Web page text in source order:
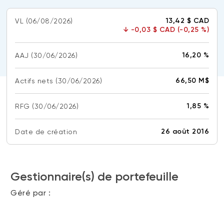
(FNB)
À propos des FNB BNI
FNB de rotation thématique BNI (NTHM)
FNB durables
SOLUTIONS DE PORTEFEUILLE
Portefeuilles FNB BNI
Portefeuilles Méritage
PLACEMENTS ALTERNATIFS
TYPES DE CONTENU
Balados
Vidéos
Livres blancs
DOCUMENTS RÉGLEMENTAIRES
Prospectus
Rapports annuels
Aperçus de fonds
Vote par procuration
Addendas
Relevés SPEP
CONNEXION REQUISE
VL (06/08/2026)
13,42 $ CAD
↓ -0,03 $ CAD (-0,25 %)
AAJ (30/06/2026) 16,20 %
Actifs nets (30/06/2026) 66,50 M$
RFG (30/06/2026) 1,85 %
Date de création 26 août 2016
Gestionnaire(s) de portefeuille
Géré par :